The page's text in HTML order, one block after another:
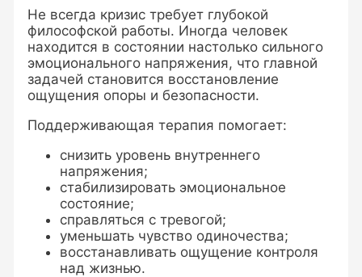
Не всегда кризис требует глубокой
философской работы. Иногда человек
находится в состоянии настолько сильного
эмоционального напряжения, что главной
задачей становится восстановление
ощущения опоры и безопасности.
Поддерживающая терапия помогает:
снизить уровень внутреннего
напряжения;
стабилизировать эмоциональное
состояние;
справляться с тревогой;
уменьшать чувство одиночества;
восстанавливать ощущение контроля
над жизнью.